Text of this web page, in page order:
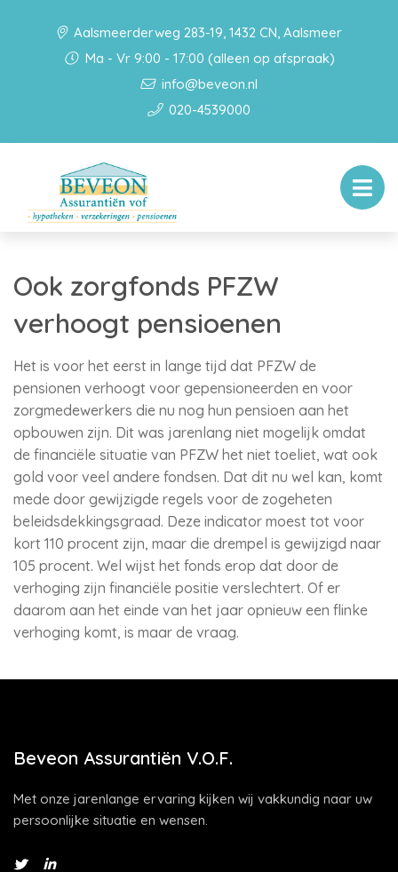
Aalsmeerderweg 283-19, 1432 CN, Aalsmeer
Ma - Vr 9:00 - 17:00 (alleen op afspraak)
info@beveon.nl
020-4539000
Ook zorgfonds PFZW
verhoogt pensioenen
Het is voor het eerst in lange tijd dat PFZW de
pensionen verhoogt voor gepensioneerden en voor
zorgmedewerkers die nu nog hun pensioen aan het
opbouwen zijn. Dit was jarenlang niet mogelijk omdat
de financiële situatie van PFZW het niet toeliet, wat ook
gold voor veel andere fondsen. Dat dit nu wel kan, komt
mede door gewijzigde regels voor de zogeheten
beleidsdekkingsgraad. Deze indicator moest tot voor
kort 110 procent zijn, maar die drempel is gewijzigd naar
105 procent. Wel wijst het fonds erop dat door de
verhoging zijn financiële positie verslechtert. Of er
daarom aan het einde van het jaar opnieuw een flinke
verhoging komt, is maar de vraag.
Beveon Assurantiën V.O.F.
Met onze jarenlange ervaring kijken wij vakkundig naar uw
persoonlijke situatie en wensen.